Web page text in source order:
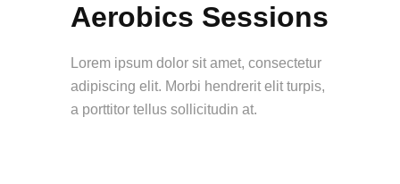
Aerobics Sessions
Lorem ipsum dolor sit amet, consectetur
adipiscing elit. Morbi hendrerit elit turpis,
a porttitor tellus sollicitudin at.